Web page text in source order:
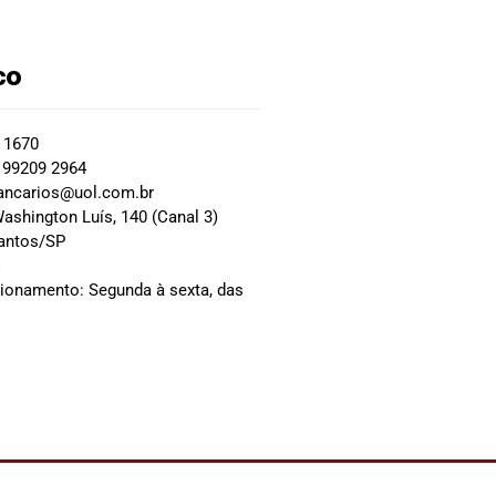
2964
Luís, 140 (Canal 3)
SP
Segunda à sexta, das